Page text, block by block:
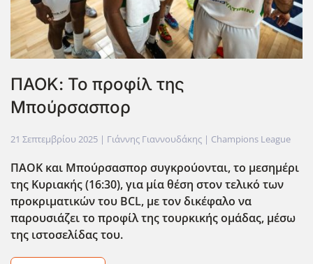
ΠΑΟΚ: Το προφίλ της
Μπούρσασπορ
21 Σεπτεμβρίου 2025 | Γιάννης Γιαννουδάκης | Champions League
ΠΑΟΚ και Μπούρσασπορ συγκρούονται, το μεσημέρι
της Κυριακής (16:30), για μία θέση στον τελικό των
προκριματικών του BCL, με τον δικέφαλο να
παρουσιάζει το προφίλ της τουρκικής ομάδας, μέσω
της ιστοσελίδας του.